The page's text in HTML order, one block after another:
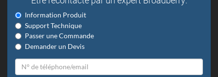
Information Produit
Support Technique
Passer une Commande
Demander un Devis